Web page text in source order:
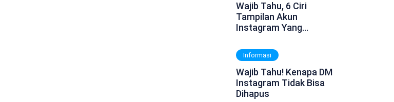
Wajib Tahu, 6 Ciri
Tampilan Akun
Instagram Yang
Informasi
Wajib Tahu! Kenapa DM
Instagram Tidak Bisa
Dihapus